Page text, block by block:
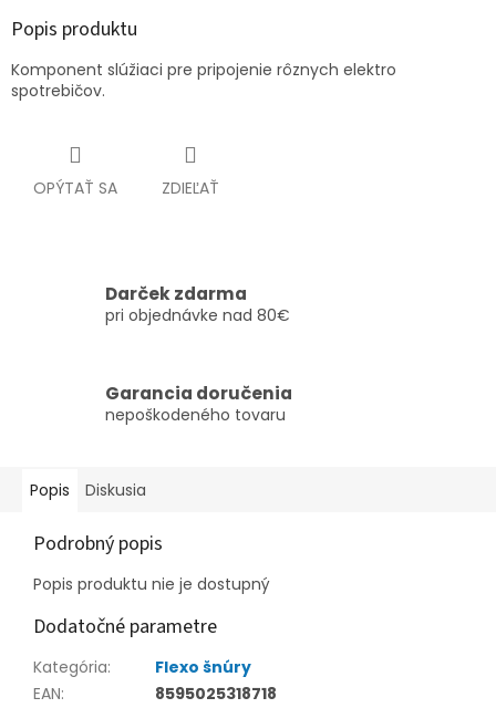
Popis produktu
Komponent slúžiaci pre pripojenie rôznych elektro
spotrebičov.
OPÝTAŤ SA ZDIEĽAŤ
Darček zdarma
pri objednávke nad 80€
Garancia doručenia
nepoškodeného tovaru
Popis Diskusia
Podrobný popis
Popis produktu nie je dostupný
Dodatočné parametre
Kategória:
Flexo šnúry
EAN:
8595025318718